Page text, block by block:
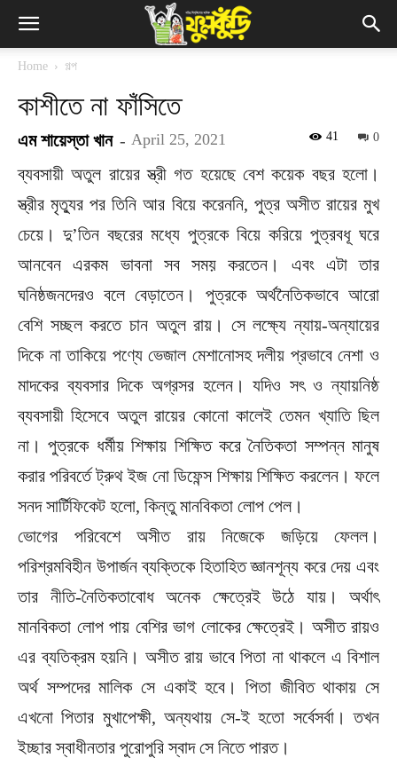
Home গল্প
কাশীতে না ফাঁসিতে
এম শায়েস্তা খান - April 25, 2021 0
41
ব্যবসায়ী অতুল রায়ের স্ত্রী গত হয়েছে বেশ কয়েক বছর হলো।
স্ত্রীর মৃত্যুর পর তিনি আর বিয়ে করেননি, পুত্র অসীত রায়ের মুখ
চেয়ে। দু’তিন বছরের মধ্যে পুত্রকে বিয়ে করিয়ে পুত্রবধূ ঘরে
আনবেন এরকম ভাবনা সব সময় করতেন। এবং এটা তার
ঘনিষ্ঠজনদেরও বলে বেড়াতেন। পুত্রকে অর্থনৈতিকভাবে আরো
বেশি সচ্ছল করতে চান অতুল রায়। সে লক্ষ্যে ন্যায়-অন্যায়ের
দিকে না তাকিয়ে পণ্যে ভেজাল মেশানোসহ দলীয় প্রভাবে নেশা ও
মাদকের ব্যবসার দিকে অগ্রসর হলেন। যদিও সৎ ও ন্যায়নিষ্ঠ
ব্যবসায়ী হিসেবে অতুল রায়ের কোনো কালেই তেমন খ্যাতি ছিল
না। পুত্রকে ধর্মীয় শিক্ষায় শিক্ষিত করে নৈতিকতা সম্পন্ন মানুষ
করার পরিবর্তে ট্রুথ ইজ নো ডিফেন্স শিক্ষায় শিক্ষিত করলেন। ফলে
সনদ সার্টিফিকেট হলো, কিন্তু মানবিকতা লোপ পেল।
ভোগের পরিবেশে অসীত রায় নিজেকে জড়িয়ে ফেলল।
পরিশ্রমবিহীন উপার্জন ব্যক্তিকে হিতাহিত জ্ঞানশূন্য করে দেয় এবং
তার নীতি-নৈতিকতাবোধ অনেক ক্ষেত্রেই উঠে যায়। অর্থাৎ
মানবিকতা লোপ পায় বেশির ভাগ লোকের ক্ষেত্রেই। অসীত রায়ও
এর ব্যতিক্রম হয়নি। অসীত রায় ভাবে পিতা না থাকলে এ বিশাল
অর্থ সম্পদের মালিক সে একাই হবে। পিতা জীবিত থাকায় সে
এখনো পিতার মুখাপেক্ষী, অন্যথায় সে-ই হতো সর্বেসর্বা। তখন
ইচ্ছার স্বাধীনতার পুরোপুরি স্বাদ সে নিতে পারত।